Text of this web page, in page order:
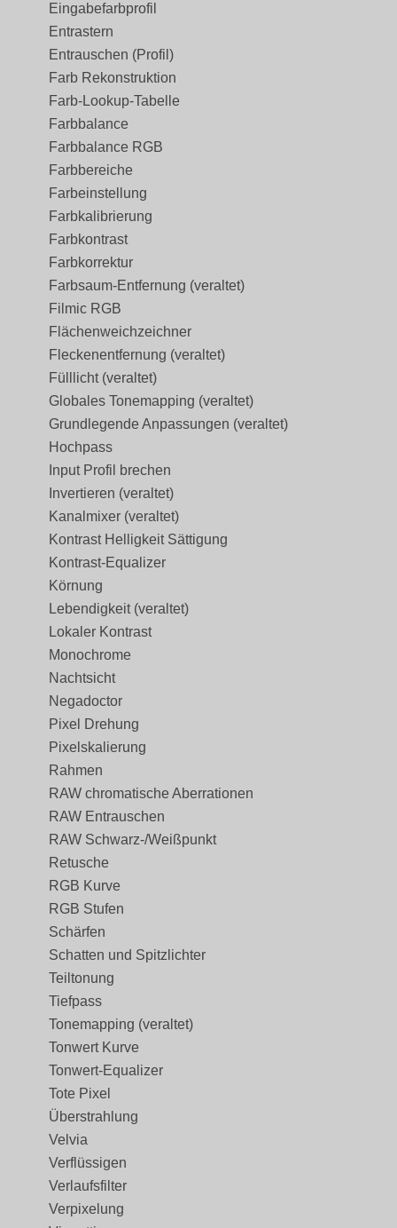
Eingabefarbprofil
Entrastern
Entrauschen (Profil)
Farb Rekonstruktion
Farb-Lookup-Tabelle
Farbbalance
Farbbalance RGB
Farbbereiche
Farbeinstellung
Farbkalibrierung
Farbkontrast
Farbkorrektur
Farbsaum-Entfernung (veraltet)
Filmic RGB
Flächenweichzeichner
Fleckenentfernung (veraltet)
Fülllicht (veraltet)
Globales Tonemapping (veraltet)
Grundlegende Anpassungen (veraltet)
Hochpass
Input Profil brechen
Invertieren (veraltet)
Kanalmixer (veraltet)
Kontrast Helligkeit Sättigung
Kontrast-Equalizer
Körnung
Lebendigkeit (veraltet)
Lokaler Kontrast
Monochrome
Nachtsicht
Negadoctor
Pixel Drehung
Pixelskalierung
Rahmen
RAW chromatische Aberrationen
RAW Entrauschen
RAW Schwarz-/Weißpunkt
Retusche
RGB Kurve
RGB Stufen
Schärfen
Schatten und Spitzlichter
Teiltonung
Tiefpass
Tonemapping (veraltet)
Tonwert Kurve
Tonwert-Equalizer
Tote Pixel
Überstrahlung
Velvia
Verflüssigen
Verlaufsfilter
Verpixelung